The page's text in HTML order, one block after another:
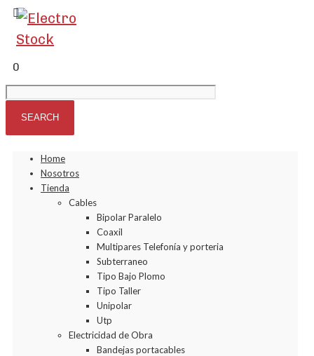
0
Home
Nosotros
Tienda
Cables
Bipolar Paralelo
Coaxil
Multipares Telefonía y porteria
Subterraneo
Tipo Bajo Plomo
Tipo Taller
Unipolar
Utp
Electricidad de Obra
Bandejas portacables